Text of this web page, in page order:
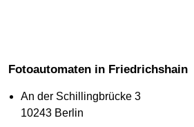
Fotoautomaten in Friedrichshain
An der Schillingbrücke 3
10243 Berlin